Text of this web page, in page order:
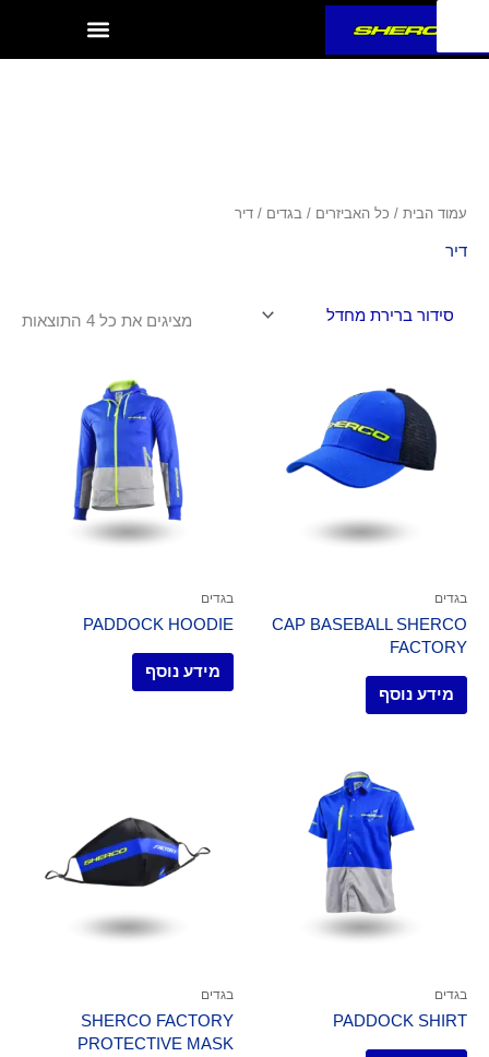
עמוד הבית / כל האביזרים / בגדים / דיר
דיר
מציגים את כל ⁦4⁩ התוצאות
בגדים
CAP BASEBALL SHERCO
FACTORY
מידע נוסף
בגדים
PADDOCK HOODIE
מידע נוסף
בגדים
PADDOCK SHIRT
בגדים
SHERCO FACTORY
PROTECTIVE MASK